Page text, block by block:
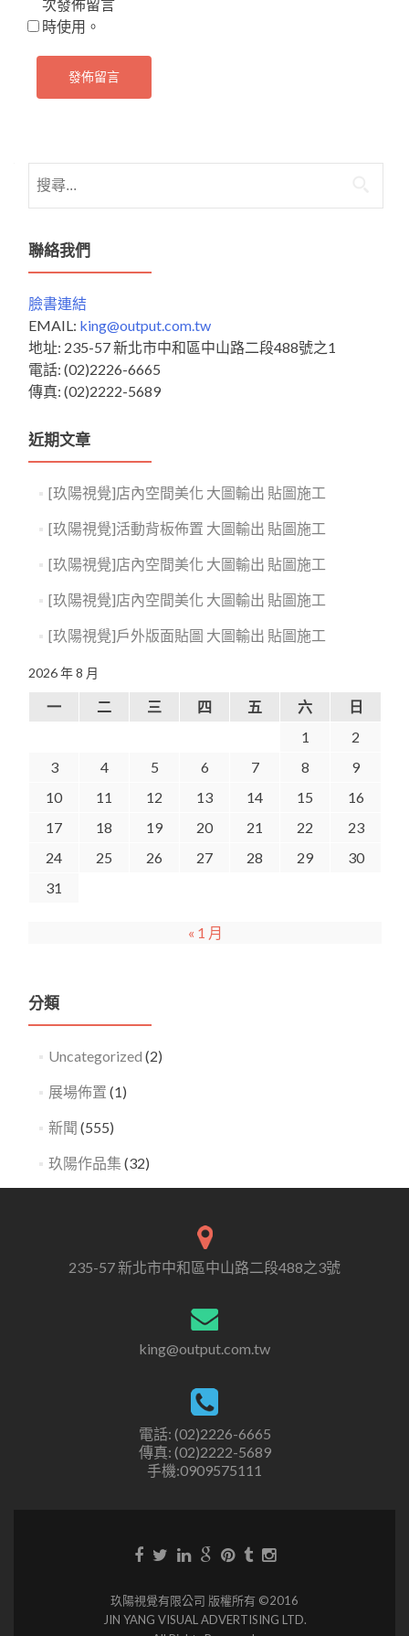
次發佈留言
時使用。
尋
鍵
字:
聯絡我們
臉書連結
EMAIL: king@output.com.tw
地址: 235-57 新北市中和區中山路二段488號之1
電話: (02)2226-6665
傳真: (02)2222-5689
近期文章
[玖陽視覺]店內空間美化 大圖輸出 貼圖施工
[玖陽視覺]活動背板佈置 大圖輸出 貼圖施工
[玖陽視覺]店內空間美化 大圖輸出 貼圖施工
[玖陽視覺]店內空間美化 大圖輸出 貼圖施工
[玖陽視覺]戶外版面貼圖 大圖輸出 貼圖施工
2026 年 8 月
一 二 三 四 五 六
日
1
2
3
4 5 6 7 8
9
10
11 12 13 14 15
16
17
18 19 20 21 22
23
24
25 26 27 28 29
30
31
« 1 月
分類
Uncategorized (2)
展場佈置 (1)
新聞 (555)
玖陽作品集 (32)
235-57 新北市中和區中山路二段488之3號
king@output.com.tw
電話: (02)2226-6665
傳真: (02)2222-5689
手機:0909575111
玖陽視覺有限公司 版權所有 ©2016
JIN YANG VISUAL ADVERTISING LTD.